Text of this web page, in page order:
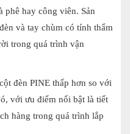
phê hay công viên. Sản
và tay chùm có tính thẩm
trong quá trình vận
đèn PINE thấp hơn so với
với ưu điểm nổi bật là tiết
hàng trong quá trình lắp